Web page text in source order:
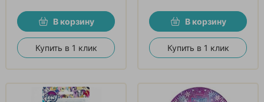
В корзину
Купить в 1 клик
В корзину
Купить в 1 клик